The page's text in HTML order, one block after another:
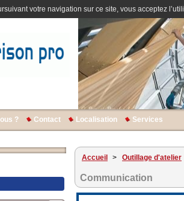
votre navigation sur ce site, vous acceptez
? Contact Localisation Services
Accueil > Outillage d'atelier
Communication